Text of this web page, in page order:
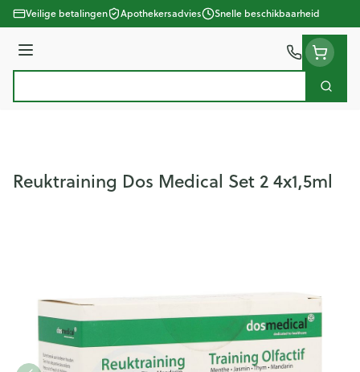
Ga naar de inhoud
Veilige betalingen Apothekersadvies Snelle beschikbaarheid
Menu
Zoek
Reuktraining Dos Medical Set 2 4x1,5ml